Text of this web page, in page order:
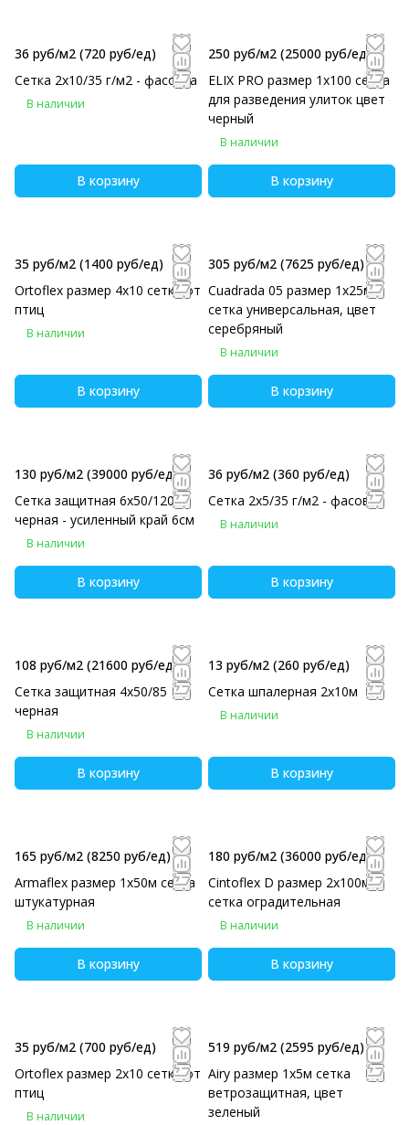
36 руб/м2 (720 руб/eд)
Сетка 2х10/35 г/м2 - фасовка
В наличии
В корзину
250 руб/м2 (25000 руб/eд)
ELIX PRO размер 1х100 сетка
для разведения улиток цвет
черный
В наличии
В корзину
35 руб/м2 (1400 руб/eд)
Ortoflex размер 4х10 сетка от
птиц
В наличии
В корзину
305 руб/м2 (7625 руб/eд)
Cuadrada 05 размер 1х25м
сетка универсальная, цвет
серебряный
В наличии
В корзину
130 руб/м2 (39000 руб/eд)
Сетка защитная 6х50/120
черная - усиленный край 6см
В наличии
В корзину
36 руб/м2 (360 руб/eд)
Сетка 2х5/35 г/м2 - фасовка
В наличии
В корзину
108 руб/м2 (21600 руб/eд)
Сетка защитная 4х50/85
черная
В наличии
В корзину
13 руб/м2 (260 руб/eд)
Сетка шпалерная 2х10м
В наличии
В корзину
165 руб/м2 (8250 руб/eд)
Armaflex размер 1х50м сетка
штукатурная
В наличии
В корзину
180 руб/м2 (36000 руб/eд)
Cintoflex D размер 2х100м
сетка оградительная
В наличии
В корзину
35 руб/м2 (700 руб/eд)
Ortoflex размер 2х10 сетка от
птиц
В наличии
519 руб/м2 (2595 руб/eд)
Airy размер 1х5м сетка
ветрозащитная, цвет
зеленый